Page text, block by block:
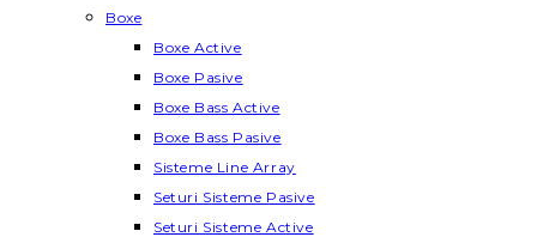
Boxe
Boxe Active
Boxe Pasive
Boxe Bass Active
Boxe Bass Pasive
Sisteme Line Array
Seturi Sisteme Pasive
Seturi Sisteme Active